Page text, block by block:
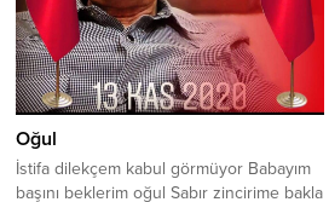
Oğul
İstifa dilekçem kabul görmüyor Babayım
başını beklerim oğul Sabır zincirime bakla